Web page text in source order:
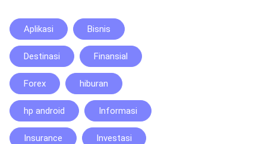
Aplikasi Bisnis
Destinasi Finansial
Forex hiburan
hp android Informasi
Insurance Investasi